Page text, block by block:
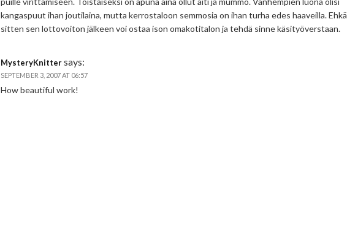
kangaspuut ihan joutilaina, mutta kerrostaloon semmosia on ihan turha edes haaveilla. Ehkä
sitten sen lottovoiton jälkeen voi ostaa ison omakotitalon ja tehdä sinne käsityöverstaan.
MysteryKnittersays:
SEPTEMBER 3, 2007 AT 06:57
How beautiful work!